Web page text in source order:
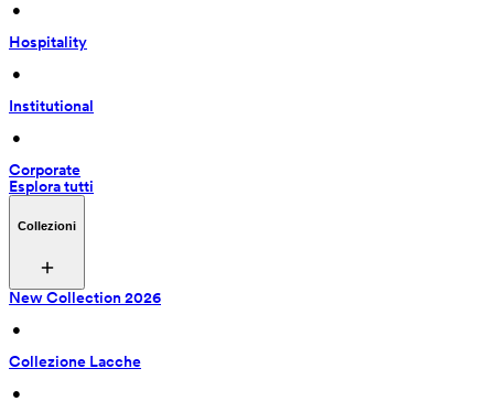
•
Hospitality
•
Institutional
•
Corporate
Esplora tutti
Collezioni
New Collection 2026
•
Collezione Lacche
•